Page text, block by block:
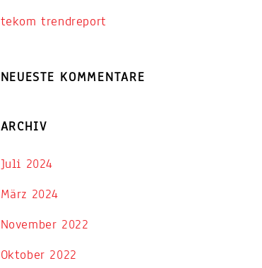
tekom trendreport
NEUESTE KOMMENTARE
ARCHIV
Juli 2024
März 2024
November 2022
Oktober 2022